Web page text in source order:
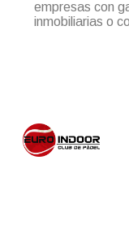
empresas con
inmobiliarias o